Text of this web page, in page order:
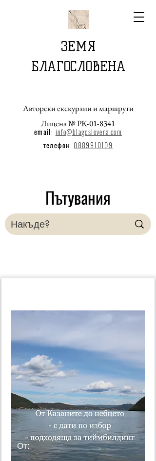
ЗЕМЯ
БЛАГОСЛОВЕНА
Авторски екскурзии и маршрути
Лиценз № РК-01-8341
email: info@blagoslovena.com
телефон: 0889910109
Пътувания
От: